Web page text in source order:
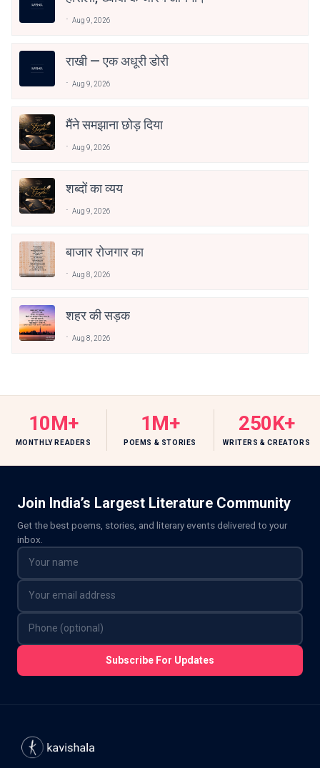
Aug 9, 2026
राखी — एक अधूरी डोरी
Aug 9, 2026
मैंने समझाना छोड़ दिया
Aug 9, 2026
शब्दों का व्यय
Aug 9, 2026
बाजार रोजगार का
Aug 8, 2026
शहर की सड़क
Aug 8, 2026
10M+
MONTHLY READERS
1M+
POEMS & STORIES
250K+
WRITERS & CREATORS
Join India’s Largest Literature Community
Get the best poems, stories, and literary events delivered to your
inbox.
Subscribe For Updates